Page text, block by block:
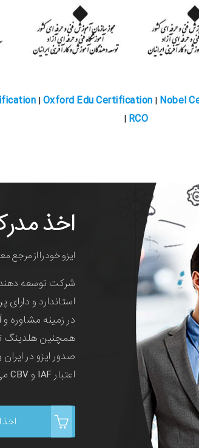
Oxford Edu Certification
مشاور
اگر به دنبال تحول
نمایید:
مشاوران حرفه ای
آموختگان مقاطع
مدیریتی برگزیده
ایزو حرفه ای در